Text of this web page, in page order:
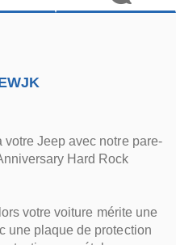
Jeep avec notre pare-
Hard Rock
votre voiture mérite une
une plaque de protection